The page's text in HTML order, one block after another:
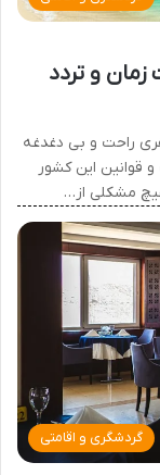
زمان و تردد
راحت و بی دغدغه
و قوانین این کشور
هیچ مشکلی از…
گردشگری و اقامتی